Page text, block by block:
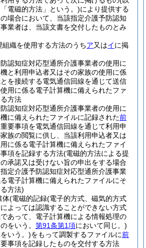
電磁的方法」という。)により提供する
の場合において、当該指定介護予防認知
業者は、当該文書を交付したものとみ
組織を使用する方法のうちア又はイに掲
認知症対応型通所介護事業者の使用に
と利用申込者又はその家族の使用に係
を接続する電気通信回線を通じて送信
用に係る電子計算機に備えられたファ
方法
認知症対応型通所介護事業者の使用に
に備えられたファイルに記録された前
要事項を電気通信回線を通じて利用申
族の閲覧に供し、当該利用申込者又は
に係る電子計算機に備えられたファイ
項を記録する方法(電磁的方法による提
承諾又は受けない旨の申出をする場合
定介護予防認知症対応型通所介護事業
電子計算機に備えられたファイルにそ
方法)
体(電磁的記録(電子的方式、磁気的方式
よっては認識することができない方式
あって、電子計算機による情報処理の
をいう。 第91条第1項において同じ。)
いう。)をもって調製するファイルに前
事項を記録したものを交付する方法